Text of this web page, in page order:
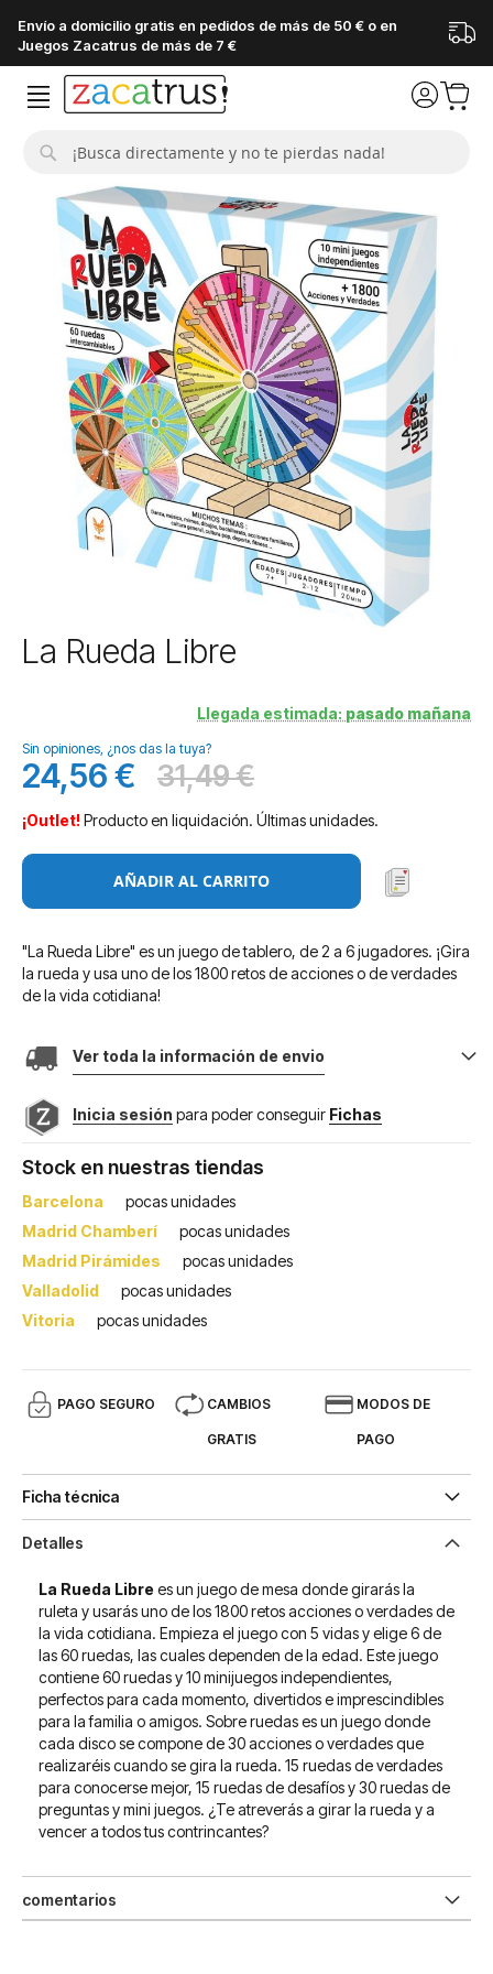
Envío a domicilio gratis en pedidos de más de 50 € o en
Juegos Zacatrus de más de 7 €
imágenes
Saltar
al
galería
de
imágenes
La Rueda Libre
Llegada estimada: pasado mañana
Sin opiniones, ¿nos das la tuya?
Precio
especial
24,56 € Antes
31,49 €
¡Outlet!Producto en liquidación. Últimas unidades.
AÑADIR AL CARRITO
"La Rueda Libre" es un juego de tablero, de 2 a 6 jugadores. ¡Gira
la rueda y usa uno de los 1800 retos de acciones o de verdades
de la vida cotidiana!
Ver toda la información de envio
Inicia sesión para poder conseguir Fichas
Stock en nuestras tiendas
Barcelona
pocas unidades
Madrid Chamberí
pocas unidades
Madrid Pirámides
pocas unidades
Valladolid
pocas unidades
Vitoria
pocas unidades
PAGO SEGURO CAMBIOS
GRATIS
MODOS DE
PAGO
Ficha técnica
Detalles
La Rueda Libre es un juego de mesa donde girarás la
ruleta y usarás uno de los 1800 retos acciones o verdades de
la vida cotidiana. Empieza el juego con 5 vidas y elige 6 de
las 60 ruedas, las cuales dependen de la edad. Este juego
contiene 60 ruedas y 10 minijuegos independientes,
perfectos para cada momento, divertidos e imprescindibles
para la familia o amigos. Sobre ruedas es un juego donde
cada disco se compone de 30 acciones o verdades que
realizaréis cuando se gira la rueda. 15 ruedas de verdades
para conocerse mejor, 15 ruedas de desafíos y 30 ruedas de
preguntas y mini juegos. ¿Te atreverás a girar la rueda y a
vencer a todos tus contrincantes?
comentarios